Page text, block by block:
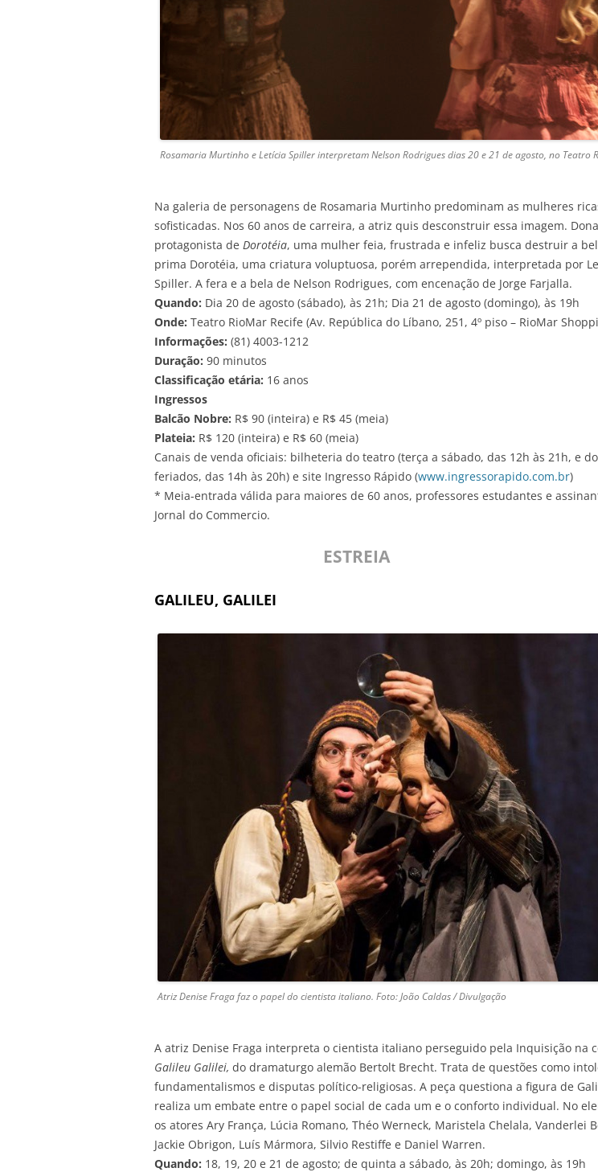
Rosamaria Murtinho e Letícia Spiller interpretam Nelson Rodrigues dias 20 e 21 de agosto, no Teatro
Na galeria de personagens de Rosamaria Murtinho predominam as mulheres
sofisticadas. Nos 60 anos de carreira, a atriz quis desconstruir essa imagem.
protagonista de Dorotéia, uma mulher feia, frustrada e infeliz busca destruir a
prima Dorotéia, uma criatura voluptuosa, porém arrependida, interpretada por
Spiller. A fera e a bela de Nelson Rodrigues, com encenação de Jorge Farjalla.
Quando: Dia 20 de agosto (sábado), às 21h; Dia 21 de agosto (domingo), às 19h
Onde: Teatro RioMar Recife (Av. República do Líbano, 251, 4º piso – RioMar
Informações: (81) 4003-1212
Duração: 90 minutos
Classificação etária: 16 anos
Ingressos
Balcão Nobre: R$ 90 (inteira) e R$ 45 (meia)
Plateia: R$ 120 (inteira) e R$ 60 (meia)
Canais de venda oficiais: bilheteria do teatro (terça a sábado, das 12h às 21h, e
feriados, das 14h às 20h) e site Ingresso Rápido (www.ingressorapido.com.br)
* Meia-entrada válida para maiores de 60 anos, professores estudantes e
Jornal do Commercio.
ESTREIA
GALILEU, GALILEI
Atriz Denise Fraga faz o papel do cientista italiano. Foto: João Caldas / Divulgação
A atriz Denise Fraga interpreta o cientista italiano perseguido pela Inquisição na
Galileu Galilei, do dramaturgo alemão Bertolt Brecht. Trata de questões como
fundamentalismos e disputas político-religiosas. A peça questiona a figura de
realiza um embate entre o papel social de cada um e o conforto individual. No
os atores Ary França, Lúcia Romano, Théo Werneck, Maristela Chelala, Vanderlei
Jackie Obrigon, Luís Mármora, Silvio Restiffe e Daniel Warren.
Quando: 18, 19, 20 e 21 de agosto; de quinta a sábado, às 20h; domingo, às 19h